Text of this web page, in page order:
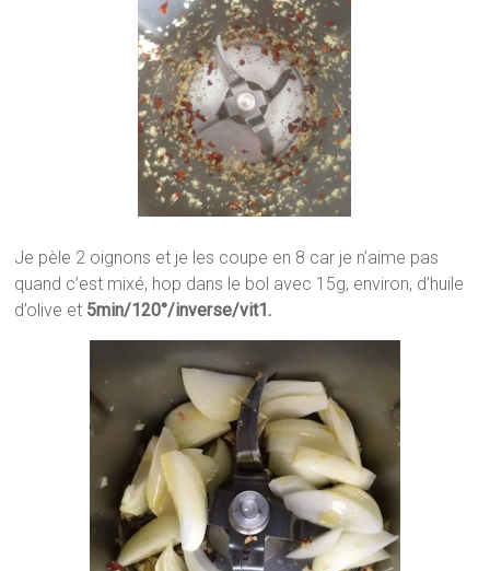
Je pèle 2 oignons et je les coupe en 8 car je n’aime pas
quand c’est mixé, hop dans le bol avec 15g, environ, d’huile
d’olive et 5min/120°/inverse/vit1.